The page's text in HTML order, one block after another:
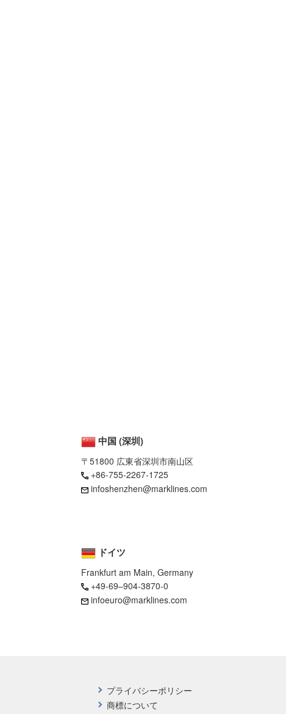
ドイツ
Frankfurt am Main, Germany
+49-69–904-3870-0
infoeuro@marklines.com
中国 (深圳)
〒51800 広東省深圳市南山区
+86-755-2267-1725
infoshenzhen@marklines.com
プライバシーポリシー
商標について